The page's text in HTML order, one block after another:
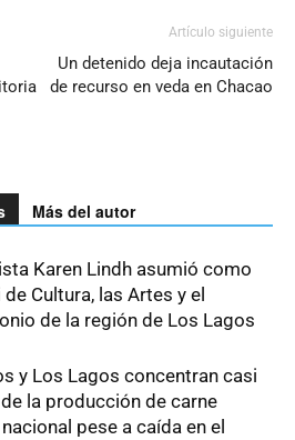
Artículo siguiente
Un detenido deja incautación
de recurso en veda en Chacao
Más del autor
Karen Lindh asumió como
Cultura, las Artes y el
de la región de Los Lagos
y Los Lagos concentran casi
la producción de carne
pese a caída en el